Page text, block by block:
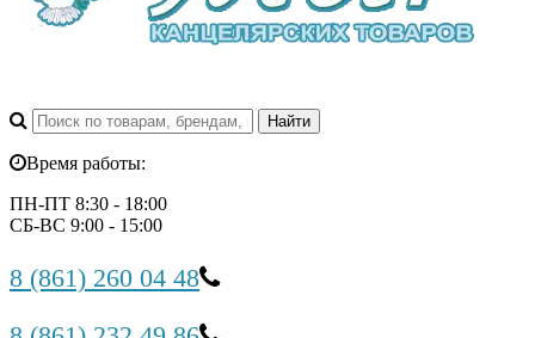
Время работы:
ПН-ПТ 8:30 - 18:00
СБ-ВС 9:00 - 15:00
8 (861) 260 04 48